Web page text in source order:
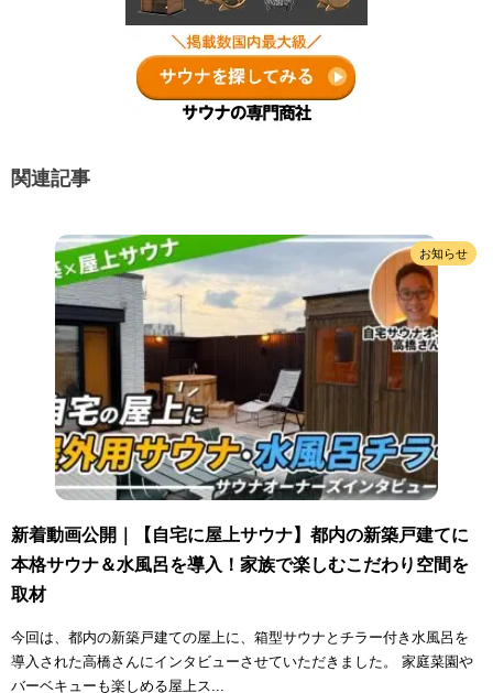
関連記事
お知らせ
新着動画公開｜【自宅に屋上サウナ】都内の新築戸建てに
本格サウナ＆水風呂を導入！家族で楽しむこだわり空間を
取材
今回は、都内の新築戸建ての屋上に、箱型サウナとチラー付き水風呂を
導入された高橋さんにインタビューさせていただきました。 家庭菜園や
バーベキューも楽しめる屋上ス...